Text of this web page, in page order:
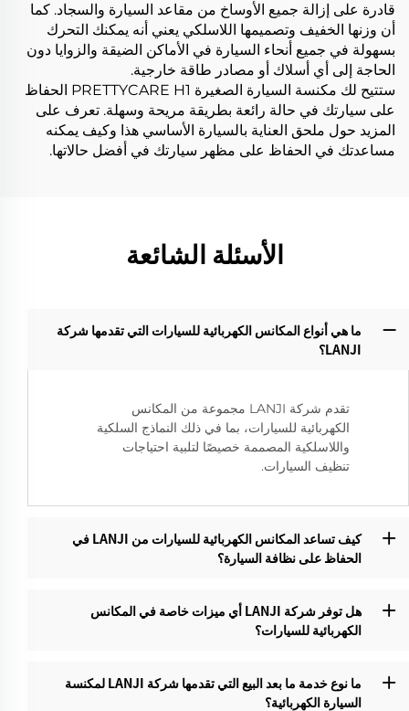
قادرة على إزالة جميع الأوساخ من مقاعد السيارة والسجاد. كما
أن وزنها الخفيف وتصميمها اللاسلكي يعني أنه يمكنك التحرك
بسهولة في جميع أنحاء السيارة في الأماكن الضيقة والزوايا دون
الحاجة إلى أي أسلاك أو مصادر طاقة خارجية.
ستتيح لك مكنسة السيارة الصغيرة PRETTYCARE H1 الحفاظ
على سيارتك في حالة رائعة بطريقة مريحة وسهلة. تعرف على
المزيد حول ملحق العناية بالسيارة الأساسي هذا وكيف يمكنه
مساعدتك في الحفاظ على مظهر سيارتك في أفضل حالاتها.
الأسئلة الشائعة
ما هي أنواع المكانس الكهربائية للسيارات التي تقدمها شركة
LANJI؟‌
تقدم شركة LANJI مجموعة من المكانس
الكهربائية للسيارات، بما في ذلك النماذج السلكية
واللاسلكية المصممة خصيصًا لتلبية احتياجات
تنظيف السيارات.
كيف تساعد المكانس الكهربائية للسيارات من LANJI في
الحفاظ على نظافة السيارة؟
هل توفر شركة LANJI أي ميزات خاصة في المكانس
الكهربائية للسيارات؟
ما نوع خدمة ما بعد البيع التي تقدمها شركة LANJI لمكنسة
السيارة الكهربائية؟